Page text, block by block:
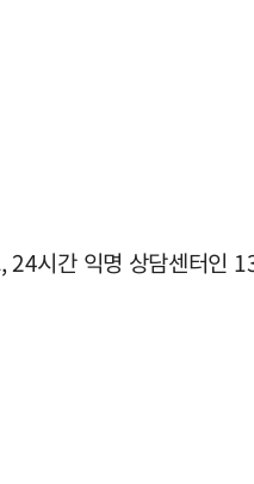
24시간 익명 상담센터인